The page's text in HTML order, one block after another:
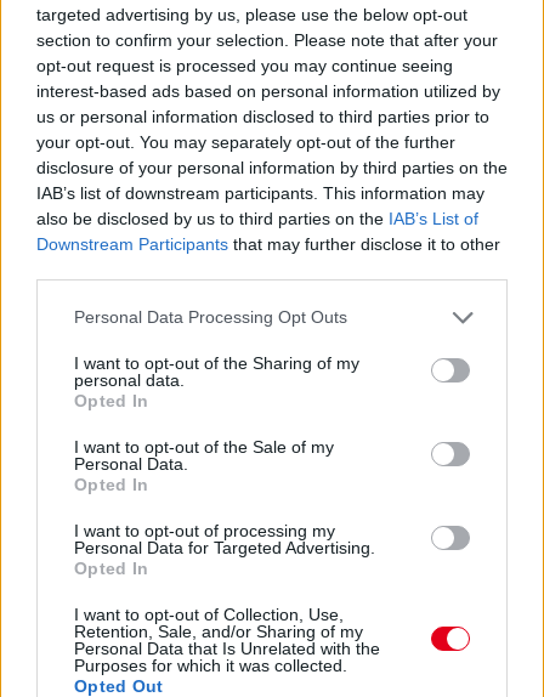
targeted advertising by us, please use the below opt-out
section to confirm your selection. Please note that after your
opt-out request is processed you may continue seeing
interest-based ads based on personal information utilized by
us or personal information disclosed to third parties prior to
your opt-out. You may separately opt-out of the further
disclosure of your personal information by third parties on the
IAB’s list of downstream participants. This information may
also be disclosed by us to third parties on the IAB’s List of
Downstream Participants that may further disclose it to other
Please note that this website/app uses one or more Google
not limited to your visit or usage behaviour. You may click to
grant or deny consent to Google and its third-party tags to
use your data for below specified purposes in below Google
consent section.
Personal Data Processing Opt Outs
I want to opt-out of the Sharing of my
personal data.
Opted In
I want to opt-out of the Sale of my
Personal Data.
Opted In
I want to opt-out of processing my
Personal Data for Targeted Advertising.
Opted In
I want to opt-out of Collection, Use,
Retention, Sale, and/or Sharing of my
Personal Data that Is Unrelated with the
Purposes for which it was collected.
Opted Out
1 napja
Hakkinen megtartaná a Norris-Piastri párost a